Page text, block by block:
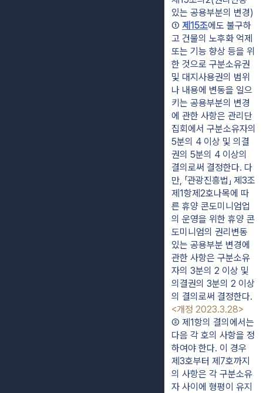
있는 공용부분의 변경)
① 제15조에도 불구하
고 건물의 노후화 억제
또는 기능 향상 등을 위
한 것으로 구분소유권
및 대지사용권의 범위
나 내용에 변동을 일으
키는 공용부분의 변경
에 관한 사항은 관리단
집회에서 구분소유자의
5분의 4 이상 및 의결
권의 5분의 4 이상의
결의로써 결정한다. 다
만, 「관광진흥법」 제3조
제1항제2호나목에 따
른 휴양 콘도미니엄업
의 운영을 위한 휴양 콘
도미니엄의 권리변동
있는 공용부분 변경에
관한 사항은 구분소유
자의 3분의 2 이상 및
의결권의 3분의 2 이상
<개정 2023.3.28>
② 제1항의 결의에서는
다음 각 호의 사항을 정
하여야 한다. 이 경우
제3호부터 제7호까지
의 사항은 각 구분소유
자 사이에 형평이 유지